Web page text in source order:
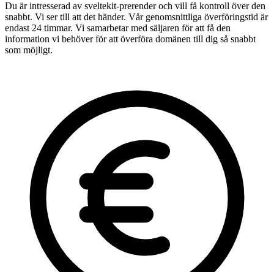
Du är intresserad av sveltekit-prerender och vill få kontroll över den
snabbt. Vi ser till att det händer. Vår genomsnittliga överföringstid är
endast 24 timmar. Vi samarbetar med säljaren för att få den
information vi behöver för att överföra domänen till dig så snabbt
som möjligt.